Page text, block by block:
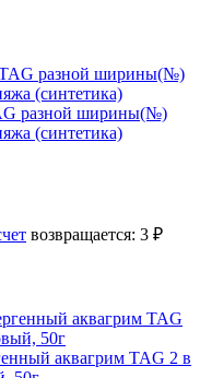
разной ширины(№)
(синтетика)
возвращается: 3 ₽
аквагрим TAG 2 в